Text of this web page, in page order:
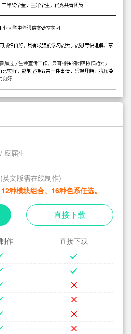
应届生
文版需在线制作)
种模块组合、16种色系任选。
直接下载
作 直接下载